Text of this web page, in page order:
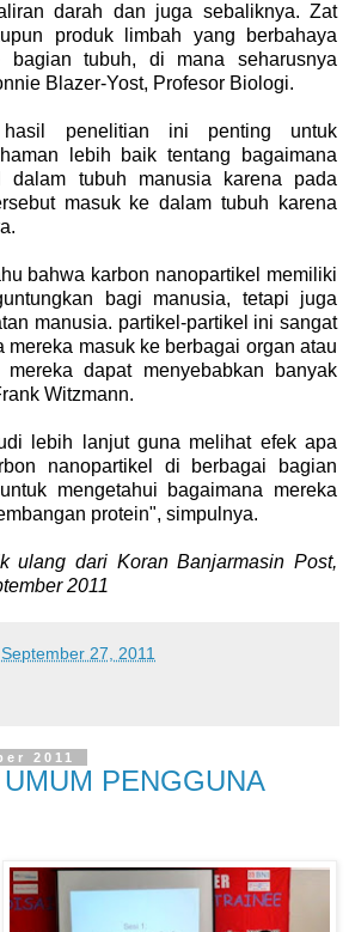
darah dan juga sebaliknya. Zat
produk limbah yang berbahaya
tubuh, di mana seharusnya
Blazer-Yost, Profesor Biologi.
hasil penelitian ini penting untuk
lebih baik tentang bagaimana
dalam tubuh manusia karena pada
masuk ke dalam tubuh karena
bahwa karbon nanopartikel memiliki
bagi manusia, tetapi juga
manusia. partikel-partikel ini sangat
mereka masuk ke berbagai organ atau
dapat menyebabkan banyak
Witzmann.
lebih lanjut guna melihat efek apa
nanopartikel di berbagai bagian
mengetahui bagaimana mereka
protein", simpulnya.
ulang dari Koran Banjarmasin Post,
2011
27, 2011
2011
PENGGUNA